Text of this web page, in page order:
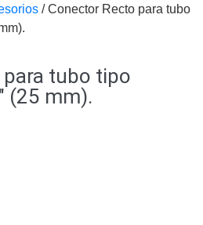
/ Conector Recto para tubo
tubo tipo
(25 mm).